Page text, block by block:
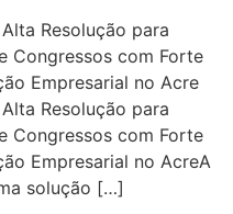
Resolução para
Congressos com Forte
Empresarial no Acre
Resolução para
Congressos com Forte
Empresarial no AcreA
solução […]